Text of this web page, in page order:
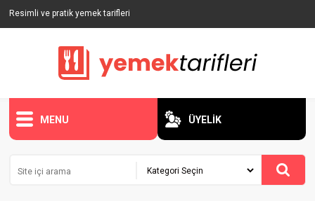
Resimli ve pratik yemek tarifleri
MENU ÜYELİK